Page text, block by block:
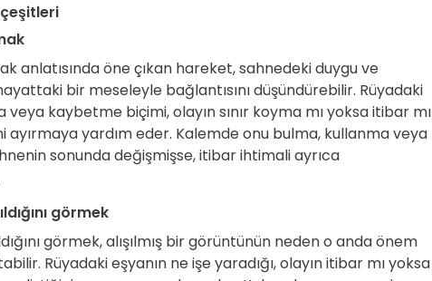
anlatısında öne çıkan hareket, sahnedeki duygu ve
bir meseleyle bağlantısını düşündürebilir. Rüyadaki
kaybetme biçimi, olayın sınır koyma mı yoksa itibar mı
ayırmaya yardım eder. Kalemde onu bulma, kullanma veya
sonunda değişmişse, itibar ihtimali ayrıca
görmek
görmek, alışılmış bir görüntünün neden o anda önem
Rüyadaki eşyanın ne işe yaradığı, olayın itibar mı yoksa